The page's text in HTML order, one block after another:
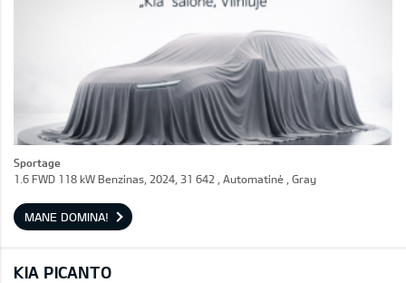
Sportage
1.6 FWD 118 kW Benzinas, 2024, 31 642 , Automatinė , Gray
MANE DOMINA!
KIA PICANTO